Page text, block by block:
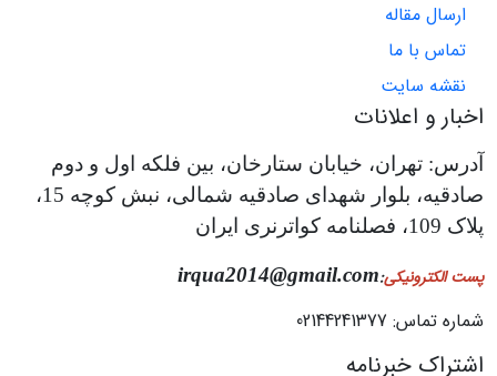
ارسال مقاله
تماس با ما
نقشه سایت
اخبار و اعلانات
آدرس: تهران، خیابان ستارخان، بین فلکه اول و دوم
صادقیه، بلوار شهدای صادقیه شمالی، نبش کوچه 15،
پلاک 109، فصلنامه کواترنری ایران
پست الکترونیکی:
irqua2014@gmail.com
شماره تماس: 02144241377
اشتراک خبرنامه